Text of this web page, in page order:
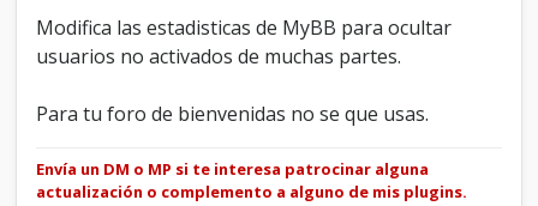
Modifica las estadisticas de MyBB para ocultar
usuarios no activados de muchas partes.
Para tu foro de bienvenidas no se que usas.
Envía un DM o MP si te interesa patrocinar alguna
actualización o complemento a alguno de mis plugins.